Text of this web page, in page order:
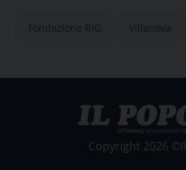
Fondazione RIG Villanova
Copyright 2026